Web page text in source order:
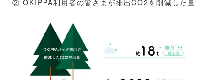
② OKIPPA利用者の皆さまが排出CO2を削減した量